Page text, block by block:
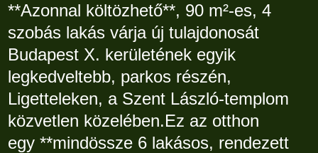
**Azonnal költözhető**, 90 m²-es, 4
szobás lakás várja új tulajdonosát
Budapest X. kerületének egyik
legkedveltebb, parkos részén,
Ligetteleken, a Szent László-templom
közvetlen közelében.Ez az otthon
egy **mindössze 6 lakásos, rendezett